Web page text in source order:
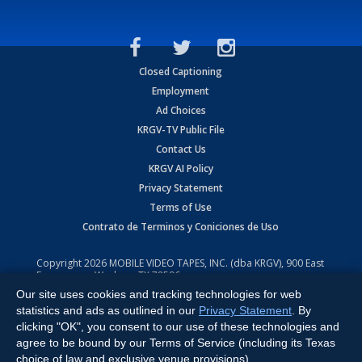
Closed Captioning
Employment
Ad Choices
KRGV-TV Public File
Contact Us
KRGV AI Policy
Privacy Statement
Terms of Use
Contrato de Terminos y Coniciones de Uso
Copyright2026 MOBILE VIDEO TAPES, INC. (dba KRGV), 900 East
Expressway, Weslaco, TX 78596.
All Rights Reserved. Powered by:Ruby Shore Software
Our site uses cookies and tracking technologies for web
statistics and ads as outlined in our Privacy Statement . By
clicking "OK", you consent to our use of these technologies and
agree to be bound by our Terms of Service (including its Texas
choice of law and exclusive venue provisions).